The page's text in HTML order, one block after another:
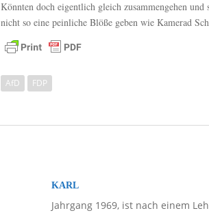
Könnten doch eigentlich gleich zusammengehen
nicht so eine peinliche Blöße geben wie Kamerad
AfD FDP
KARL
Jahrgang 1969, ist nach einem